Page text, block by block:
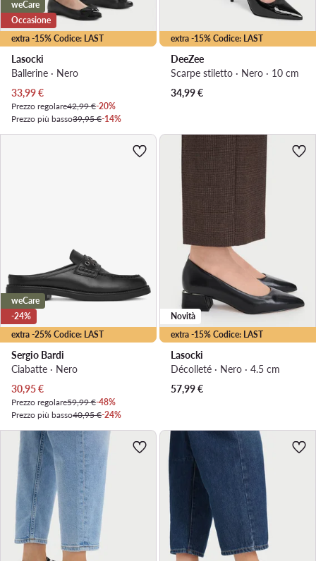
extra -15% Codice: LAST
weCare
Occasione
Lasocki
Ballerine · Nero
Prezzo attuale
33,99€
Prezzo regolare42,99 €-20%
Prezzo più basso39,95 €-14%
extra -15% Codice: LAST
DeeZee
Scarpe stiletto · Nero · 10 cm
34,99€
extra -25% Codice: LAST
weCare
-24%
Sergio Bardi
Ciabatte · Nero
Prezzo attuale
30,95€
Prezzo regolare59,99 €-48%
Prezzo più basso40,95 €-24%
extra -15% Codice: LAST
Novità
Lasocki
Décolleté · Nero · 4.5 cm
57,99€